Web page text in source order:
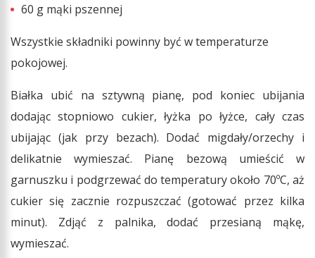
60 g mąki pszennej
Wszystkie składniki powinny być w temperaturze
pokojowej.
Białka ubić na sztywną pianę, pod koniec ubijania
dodając stopniowo cukier, łyżka po łyżce, cały czas
ubijając (jak przy bezach). Dodać migdały/orzechy i
delikatnie wymieszać. Pianę bezową umieścić w
garnuszku i podgrzewać do temperatury około 70ºC, aż
cukier się zacznie rozpuszczać (gotować przez kilka
minut). Zdjąć z palnika, dodać przesianą mąkę,
wymieszać.